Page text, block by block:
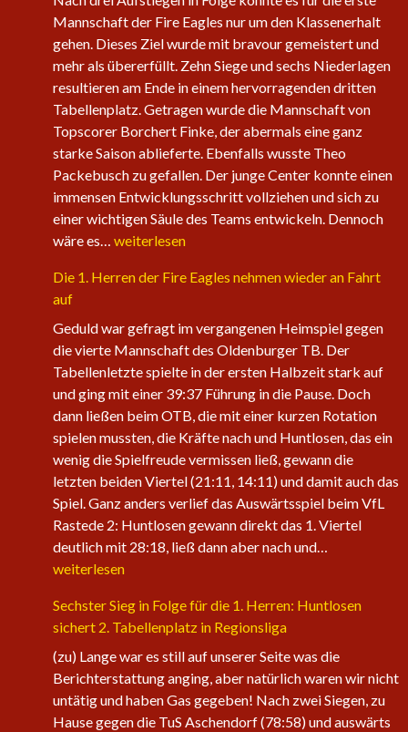
Mannschaft der Fire Eagles nur um den Klassenerhalt
gehen. Dieses Ziel wurde mit bravour gemeistert und
mehr als übererfüllt. Zehn Siege und sechs Niederlagen
resultieren am Ende in einem hervorragenden dritten
Tabellenplatz. Getragen wurde die Mannschaft von
Topscorer Borchert Finke, der abermals eine ganz
starke Saison ablieferte. Ebenfalls wusste Theo
Packebusch zu gefallen. Der junge Center konnte einen
immensen Entwicklungsschritt vollziehen und sich zu
einer wichtigen Säule des Teams entwickeln. Dennoch
wäre es… Saisonabschluss
Herrenteams
weiterlesen
Die 1. Herren der Fire Eagles nehmen wieder an Fahrt
auf
Geduld war gefragt im vergangenen Heimspiel gegen
die vierte Mannschaft des Oldenburger TB. Der
Tabellenletzte spielte in der ersten Halbzeit stark auf
und ging mit einer 39:37 Führung in die Pause. Doch
dann ließen beim OTB, die mit einer kurzen Rotation
spielen mussten, die Kräfte nach und Huntlosen, das ein
wenig die Spielfreude vermissen ließ, gewann die
letzten beiden Viertel (21:11, 14:11) und damit auch das
Spiel. Ganz anders verlief das Auswärtsspiel beim VfL
Rastede 2: Huntlosen gewann direkt das 1. Viertel
deutlich mit 28:18, ließ dann aber nach und…
der
Eagles
nehmen
wieder
an
weiterlesen
Sechster Sieg in Folge für die 1. Herren: Huntlosen
sichert 2. Tabellenplatz in Regionsliga
(zu) Lange war es still auf unserer Seite was die
Berichterstattung anging, aber natürlich waren wir nicht
untätig und haben Gas gegeben! Nach zwei Siegen, zu
Hause gegen die TuS Aschendorf (78:58) und auswärts